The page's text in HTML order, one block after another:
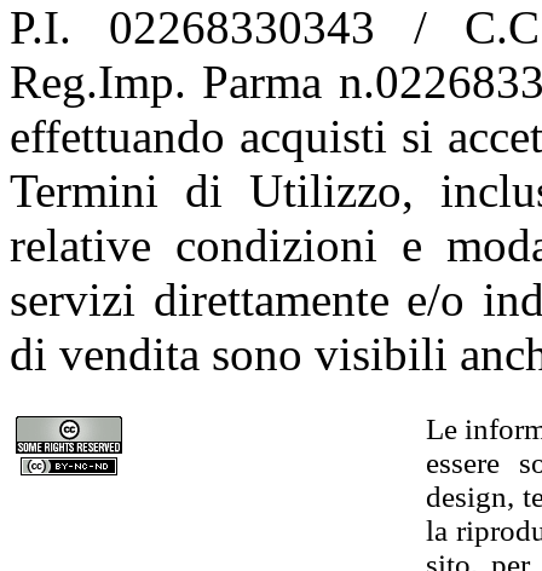
P.I. 02268330343 /
Reg.Imp. Parma
effettuando acquisti si
Termini di Utilizzo,
relative condizioni e
servizi direttamente e/o
di vendita sono visibili
Le
essere
design,
la